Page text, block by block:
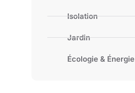
Isolation
Jardin
Écologie & Énergie